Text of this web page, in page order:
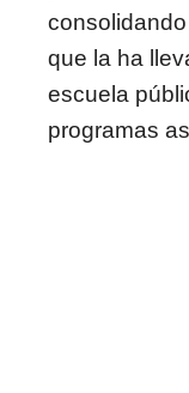
que la ha
escuela
programas